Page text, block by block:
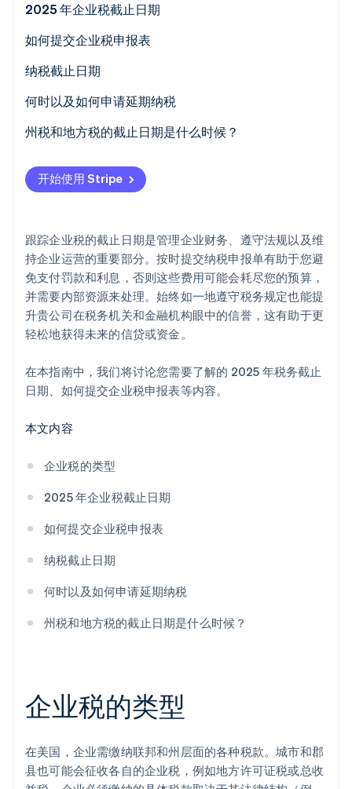
Stripe Sessions 2026
了解 Stripe 如何为 AI 构建经济基础设施。
联邦税
州税
2025 年企业税截止日期
如何提交企业税申报表
整理财务记录
确定需提交的税务表格
计算收入和费用
填写表格
审核准确性
保留所有记录
为下一年提前规划
纳税截止日期
预估税款缴纳
雇佣税
消费税
销售税
合伙企业和 S 型公司申报表
何时以及如何申请延期纳税
州税和地方税的截止日期是什么时候？
州所得税
销售税
工资税
消费税
开始使用 Stripe
跟踪企业税的截止日期是管理企业财务、遵守法规以及维
持企业运营的重要部分。按时提交纳税申报单有助于您避
免支付罚款和利息，否则这些费用可能会耗尽您的预算，
并需要内部资源来处理。始终如一地遵守税务规定也能提
升贵公司在税务机关和金融机构眼中的信誉，这有助于更
轻松地获得未来的信贷或资金。
在本指南中，我们将讨论您需要了解的 2025 年税务截止
日期、如何提交企业税申报表等内容。
本文内容
企业税的类型
2025 年企业税截止日期
如何提交企业税申报表
纳税截止日期
何时以及如何申请延期纳税
州税和地方税的截止日期是什么时候？
企业税的类型
在美国，企业需缴纳联邦和州层面的各种税款。城市和郡
县也可能会征收各自的企业税，例如地方许可证税或总收